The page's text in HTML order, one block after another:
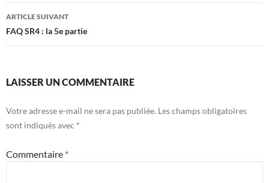
articles
ARTICLE SUIVANT
FAQ SR4 : la 5e partie
LAISSER UN COMMENTAIRE
Votre adresse e-mail ne sera pas publiée. Les champs obligatoires
sont indiqués avec *
Commentaire *